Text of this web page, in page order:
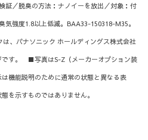
証／脱臭の方法：ナノイーを放出／対象：付
気強度1.8以上低減。BAA33-150318-M35。
、パナソニック ホールディングス株式会社
す。 ■写真はS-Z（メーカーオプション装
機能説明のために通常の状態と異なる表
を示すものではありません。